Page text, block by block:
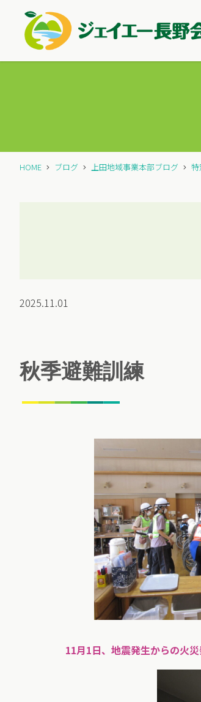
HOME ブログ 上田地域事業本部ブログ
2025.11.01
秋季避難訓練
11月1日、地震発生からの火